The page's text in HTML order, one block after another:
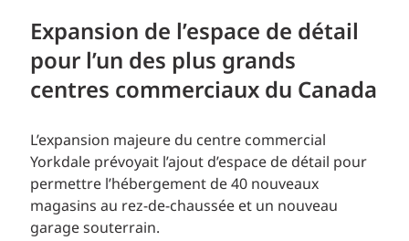
Expansion de l’espace de détail
pour l’un des plus grands
centres commerciaux du Canada
L’expansion majeure du centre commercial
Yorkdale prévoyait l’ajout d’espace de détail pour
permettre l’hébergement de 40 nouveaux
magasins au rez-de-chaussée et un nouveau
garage souterrain.